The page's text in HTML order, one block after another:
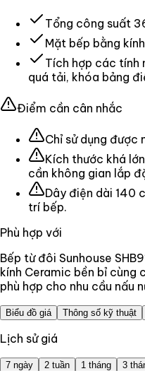
Tổng công suất
Mặt bếp bằng
Tích hợp các tính
quá tải, khóa bảng
Điểm cần cân nhắc
Chỉ sử dụng được
Kích thước khá
cần không gian lắp
Dây điện dài 140
trí bếp.
Phù hợp với
Bếp từ đôi Sunhouse
kính Ceramic bền bỉ cùng
phù hợp cho nhu cầu nấu
Biểu đồ giá Thông số kỹ thuật
Lịch sử giá
7 ngày 2 tuần 1 tháng 3